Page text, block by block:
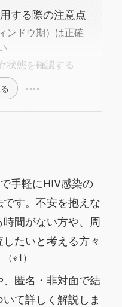
する際の注意点
ンドウ期）は正確
状態を確認する
手軽にHIV感染の
す。不安を抱えな
間がない方や、周
たいと考える方々
（※1）
匿名・非対面で結
て詳しく解説しま